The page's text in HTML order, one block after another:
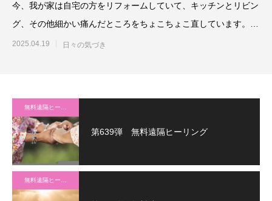
今、我が家は自宅の方をリフォームしていて、キッチンとリビン
グ、その他細かい痛んだところをちょこちょこ直しています。痛
んでいた家
2025.04.19 日々の気づき
第639弾 無料遠隔ヒーリング